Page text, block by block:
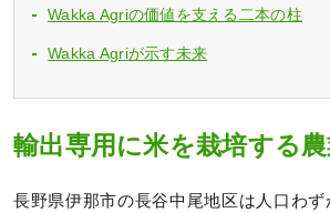
Wakka Agriの価値を支える二本の柱
Wakka Agriが示す未来
輸出専用に米を栽培する農
長野県伊那市の長谷中尾地区は人口わ